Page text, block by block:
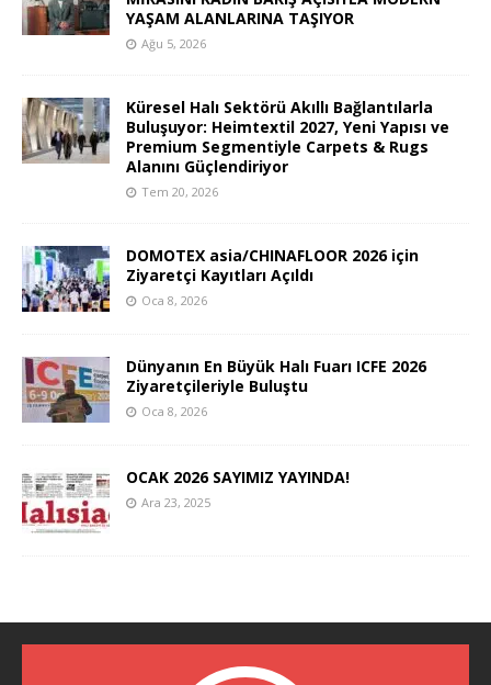
YAŞAM ALANLARINA TAŞIYOR
Ağu 5, 2026
Küresel Halı Sektörü Akıllı Bağlantılarla
Buluşuyor: Heimtextil 2027, Yeni Yapısı ve
Premium Segmentiyle Carpets & Rugs
Alanını Güçlendiriyor
Tem 20, 2026
DOMOTEX asia/CHINAFLOOR 2026 için
Ziyaretçi Kayıtları Açıldı
Oca 8, 2026
Dünyanın En Büyük Halı Fuarı ICFE 2026
Ziyaretçileriyle Buluştu
Oca 8, 2026
OCAK 2026 SAYIMIZ YAYINDA!
Ara 23, 2025